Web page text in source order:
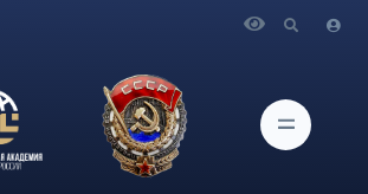
и сотрудничество", приняли
анализе российско-американских
Skidmore College (США)